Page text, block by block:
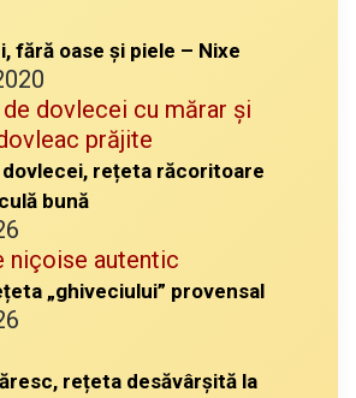
fără oase și piele – Nixe
rețeta răcoritoare
bună
„ghiveciului” provensal
rețeta desăvârșită la